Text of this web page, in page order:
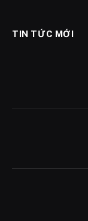
TIN TỨC MỚI